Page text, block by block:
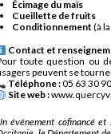
Écimage du maïs
Cueillette de fruits
Conditionnement (à
Contact et
toute question ou
peuvent se
Téléphone :05 63 30
Site web :
événement cofinancé et